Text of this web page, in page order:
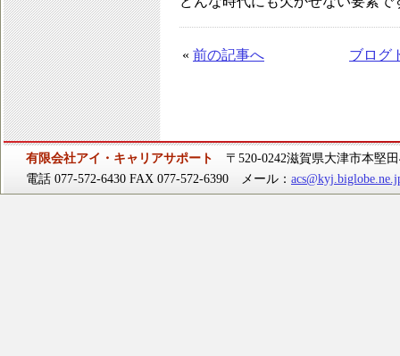
« 前の記事へ ブログ
有限会社アイ・キャリアサポート
〒520-0242滋賀県大津市本堅
電話 077-572-6430 FAX 077-572-6390 メール：